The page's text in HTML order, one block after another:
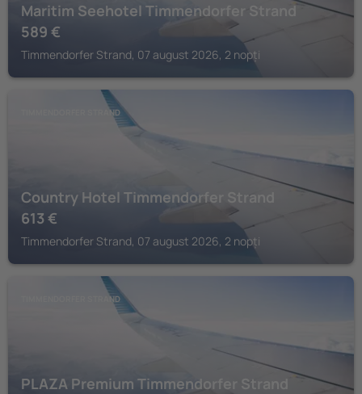
Maritim Seehotel Timmendorfer Strand
589 €
Timmendorfer Strand, 07 august 2026, 2 nopți
TIMMENDORFER STRAND
Country Hotel Timmendorfer Strand
613 €
Timmendorfer Strand, 07 august 2026, 2 nopți
TIMMENDORFER STRAND
PLAZA Premium Timmendorfer Strand